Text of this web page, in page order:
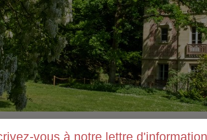
vous à notre lettre d'information